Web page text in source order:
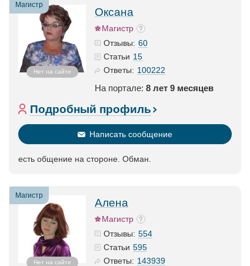
Магистр
Нет на сайте
Оксана
Магистр
Отзывы: 60
Статьи 15
Ответы: 100222
На портале: 8 лет 9 месяцев
Подробный профиль
Написать сообщение
есть общение на стороне. Обман.
Магистр
Нет на сайте
Алена
Магистр
Отзывы: 554
Статьи 595
Ответы: 143939